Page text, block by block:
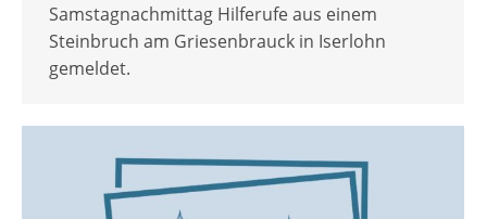
Samstagnachmittag Hilferufe aus einem
Steinbruch am Griesenbrauck in Iserlohn
gemeldet.